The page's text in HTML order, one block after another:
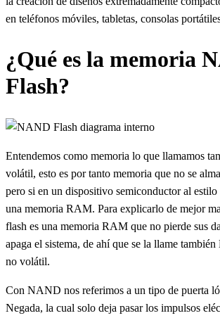
en teléfonos móviles, tabletas, consolas
¿Qué es la memoria
Flash?
Entendemos como memoria lo que llamamos
volátil, esto es por tanto memoria que no se
pero si en un dispositivo semiconductor al estilo
una memoria RAM. Para explicarlo de mejor
flash es una memoria RAM que no pierde sus
apaga el sistema, de ahí que se la llame
no volátil.
Con NAND nos referimos a un tipo de puerta
Negada, la cual solo deja pasar los impulsos